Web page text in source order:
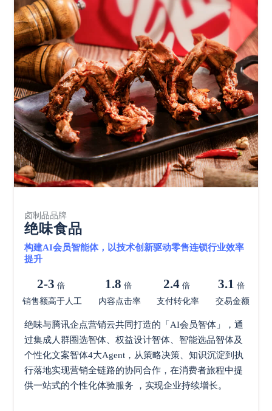
卤制品品牌
绝味食品
构建AI会员智能体，以技术创新驱动零售连锁行业效率
提升
2-3 倍
销售额高于人工
1.8 倍
内容点击率
2.4 倍
支付转化率
3.1 倍
交易金额
绝味与腾讯企点营销云共同打造的「AI会员智体」，通
过集成人群圈选智体、权益设计智体、智能选品智体及
个性化文案智体4大Agent，从策略决策、知识沉淀到执
行落地实现营销全链路的协同合作，在消费者旅程中提
供一站式的个性化体验服务 ，实现企业持续增长。